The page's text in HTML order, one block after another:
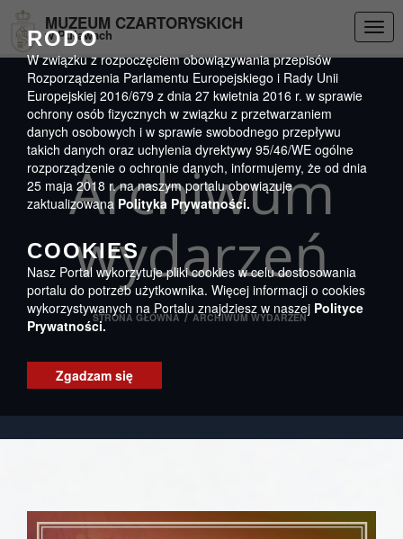
DEKLARACJA DOSTĘPNOŚCI
MUZEUM CZARTORYSKICH
w Puławach
Archiwum
wydarzeń
STRONA GŁÓWNA / ARCHIWUM WYDARZEŃ
RODO
W związku z rozpoczęciem obowiązywania przepisów
Rozporządzenia Parlamentu Europejskiego i Rady Unii
Europejskiej 2016/679 z dnia 27 kwietnia 2016 r. w sprawie
ochrony osób fizycznych w związku z przetwarzaniem
danych osobowych i w sprawie swobodnego przepływu
takich danych oraz uchylenia dyrektywy 95/46/WE ogólne
rozporządzenie o ochronie danych, informujemy, że od dnia
25 maja 2018 r. na naszym portalu obowiązuje
zaktualizowana Polityka Prywatności.
COOKIES
Nasz Portal wykorzytuje pliki cookies w celu dostosowania
portalu do potrzeb użytkownika. Więcej informacji o cookies
wykorzystywanych na Portalu znajdziesz w naszej Polityce
Prywatności.
Zgadzam się